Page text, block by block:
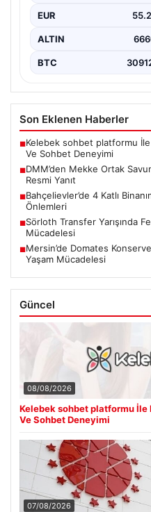
EUR
ALTIN
BTC
Son Eklenen Haberler
■Kelebek sohbet platformu
Ve Sohbet Deneyimi
■DMM’den Mekke Ortak
Resmi Yanıt
■Bahçelievler’de 4 Katlı
Önlemleri
■Sörloth Transfer Yarışında
Mücadelesi
■Mersin’de Domates
Yaşam Mücadelesi
Güncel
08/08/2026
Kelebek sohbet platformu
Ve Sohbet Deneyimi
07/08/2026